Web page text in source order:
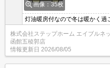
画像：35枚
灯油暖房付なので冬は暖かく過
料となっております◎エアコン
株式会社ステップホーム エイブルネ
函館五稜郭店
情報更新日 2026/08/05